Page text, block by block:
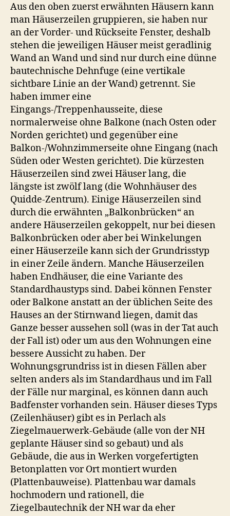
Aus den oben zuerst erwähnten Häusern kann
man Häuserzeilen gruppieren, sie haben nur
an der Vorder- und Rückseite Fenster, deshalb
stehen die jeweiligen Häuser meist geradlinig
Wand an Wand und sind nur durch eine dünne
bautechnische Dehnfuge (eine vertikale
sichtbare Linie an der Wand) getrennt. Sie
haben immer eine
Eingangs-/Treppenhausseite, diese
normalerweise ohne Balkone (nach Osten oder
Norden gerichtet) und gegenüber eine
Balkon-/Wohnzimmerseite ohne Eingang (nach
Süden oder Westen gerichtet). Die kürzesten
Häuserzeilen sind zwei Häuser lang, die
längste ist zwölf lang (die Wohnhäuser des
Quidde-Zentrum). Einige Häuserzeilen sind
durch die erwähnten „Balkonbrücken“ an
andere Häuserzeilen gekoppelt, nur bei diesen
Balkonbrücken oder aber bei Winkelungen
einer Häuserzeile kann sich der Grundrisstyp
in einer Zeile ändern. Manche Häuserzeilen
haben Endhäuser, die eine Variante des
Standardhaustyps sind. Dabei können Fenster
oder Balkone anstatt an der üblichen Seite des
Hauses an der Stirnwand liegen, damit das
Ganze besser aussehen soll (was in der Tat auch
der Fall ist) oder um aus den Wohnungen eine
bessere Aussicht zu haben. Der
Wohnungsgrundriss ist in diesen Fällen aber
selten anders als im Standardhaus und im Fall
der Fälle nur marginal, es können dann auch
Badfenster vorhanden sein. Häuser dieses Typs
(Zeilenhäuser) gibt es in Perlach als
Ziegelmauerwerk-Gebäude (alle von der NH
geplante Häuser sind so gebaut) und als
Gebäude, die aus in Werken vorgefertigten
Betonplatten vor Ort montiert wurden
(Plattenbauweise). Plattenbau war damals
hochmodern und rationell, die
Ziegelbautechnik der NH war da eher